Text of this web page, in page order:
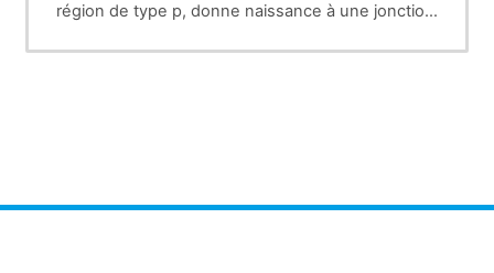
région de type p, donne naissance à une jonction